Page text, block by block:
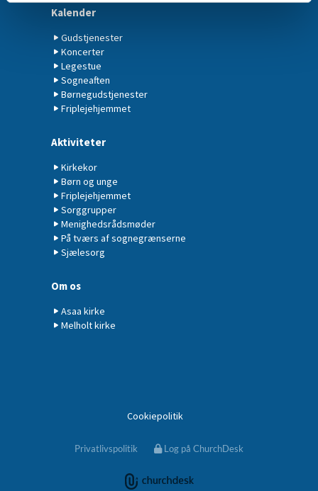
Kalender
Gudstjenester
Koncerter
Legestue
Sogneaften
Børnegudstjenester
Friplejehjemmet
Aktiviteter
Kirkekor
Børn og unge
Friplejehjemmet
Sorggrupper
Menighedsrådsmøder
På tværs af sognegrænserne
Sjælesorg
Om os
Asaa kirke
Melholt kirke
Cookiepolitik
Privatlivspolitik Log på ChurchDesk